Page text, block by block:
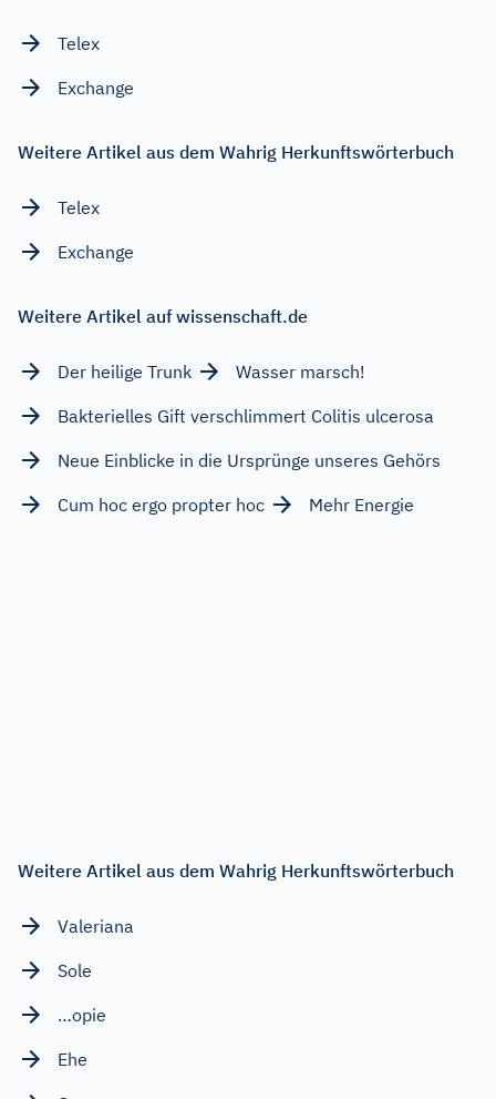
Telex
Exchange
Weitere Artikel aus dem Wahrig Herkunftswörterbuch
Telex
Exchange
Weitere Artikel auf wissenschaft.de
Der heilige Trunk
Wasser marsch!
Bakterielles Gift verschlimmert Colitis ulcerosa
Neue Einblicke in die Ursprünge unseres Gehörs
Cum hoc ergo propter hoc
Mehr Energie
Weitere Artikel aus dem Wahrig Herkunftswörterbuch
Valeriana
Sole
…opie
Ehe